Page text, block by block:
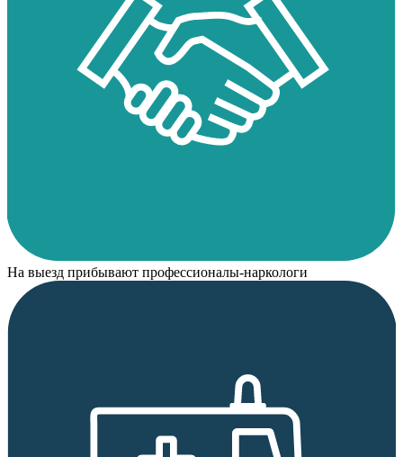
На выезд прибывают профессионалы-наркологи